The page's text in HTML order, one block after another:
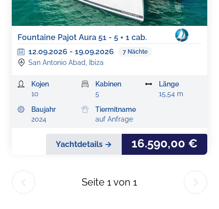
Fountaine Pajot Aura 51 - 5 + 1 cab.
12.09.2026 - 19.09.2026 7 Nächte
San Antonio Abad, Ibiza
Kojen
10
Kabinen
5
Länge
15,54 m
Baujahr
2024
Tiermitname
auf Anfrage
Yachtdetails → 16.590,00 €
Seite 1von 1